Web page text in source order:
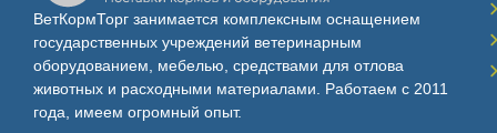
ВетКормТорг занимается комплексным оснащением
государственных учреждений ветеринарным
оборудованием, мебелью, средствами для отлова
животных и расходными материалами. Работаем с 2011
года, имеем огромный опыт.